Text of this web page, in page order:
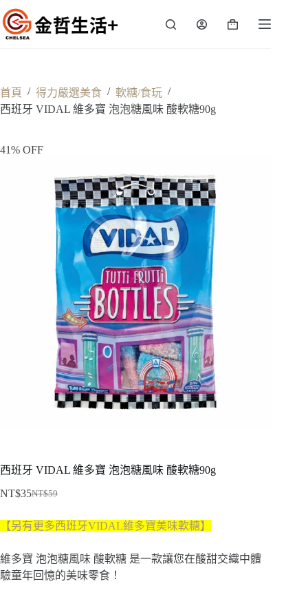
跳
至
主
容
購
首頁 / 得力嚴選美食 / 軟糖/食玩 /
西班牙 VIDAL 維多寶 泡泡糖風味 酸軟糖90g
41% OFF
西班牙 VIDAL 維多寶 泡泡糖風味 酸軟糖90g
NT$59
始
價
格：
NT$59。
NT$35
前
價
格：
NT$35。
【另有更多西班牙VIDAL維多寶美味軟糖】
維多寶 泡泡糖風味 酸軟糖 是一款讓您在酸甜交織中體
驗童年回憶的美味零食！